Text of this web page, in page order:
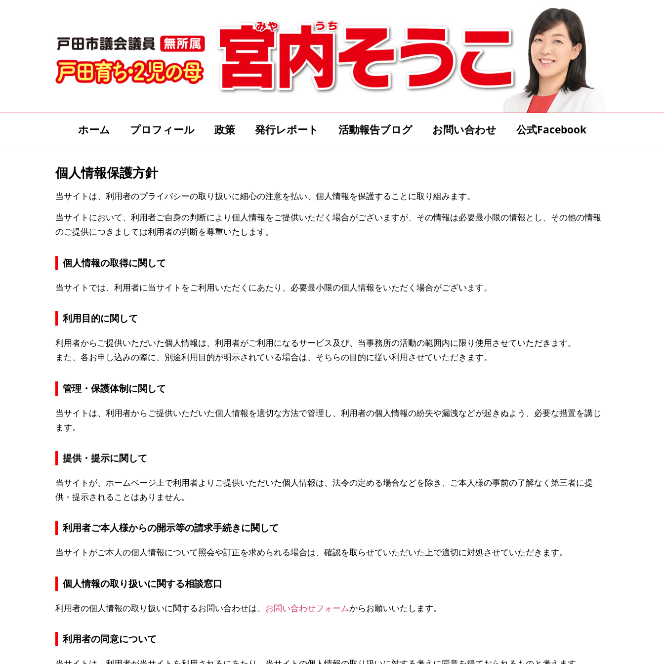
ホーム プロフィール 政策 発行レポート 活動報告ブログ お問い合わせ 公式Facebook
個人情報保護方針
当サイトは、利用者のプライバシーの取り扱いに細心の注意を払い、個人情報を保護することに取り組みます。
当サイトにおいて、利用者ご自身の判断により個人情報をご提供いただく場合がございますが、その情報は必要最小限の情報とし、その他の情報
のご提供につきましては利用者の判断を尊重いたします。
個人情報の取得に関して
当サイトでは、利用者に当サイトをご利用いただくにあたり、必要最小限の個人情報をいただく場合がございます。
利用目的に関して
利用者からご提供いただいた個人情報は、利用者がご利用になるサービス及び、当事務所の活動の範囲内に限り使用させていただきます。
また、各お申し込みの際に、別途利用目的が明示されている場合は、そちらの目的に従い利用させていただきます。
管理・保護体制に関して
当サイトは、利用者からご提供いただいた個人情報を適切な方法で管理し、利用者の個人情報の紛失や漏洩などが起きぬよう、必要な措置を講じ
ます。
提供・提示に関して
当サイトが、ホームページ上で利用者よりご提供いただいた個人情報は、法令の定める場合などを除き、ご本人様の事前の了解なく第三者に提
供・提示されることはありません。
利用者ご本人様からの開示等の請求手続きに関して
当サイトがご本人の個人情報について照会や訂正を求められる場合は、確認を取らせていただいた上で適切に対処させていただきます。
個人情報の取り扱いに関する相談窓口
利用者の個人情報の取り扱いに関するお問い合わせは、 お問い合わせフォームからお願いいたします。
利用者の同意について